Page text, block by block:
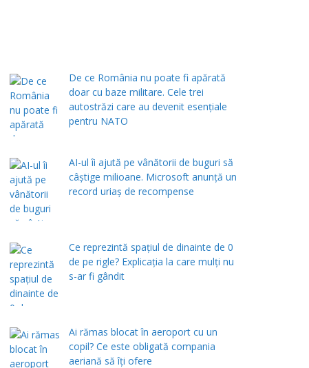
De ce România nu poate fi apărată
doar cu baze militare. Cele trei
autostrăzi care au devenit esențiale
pentru NATO
AI-ul îi ajută pe vânătorii de buguri să
câștige milioane. Microsoft anunță un
record uriaș de recompense
Ce reprezintă spaţiul de dinainte de 0
de pe rigle? Explicaţia la care mulţi nu
s-ar fi gândit
Ai rămas blocat în aeroport cu un
copil? Ce este obligată compania
aeriană să îți ofere